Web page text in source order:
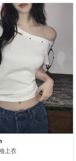
上衣